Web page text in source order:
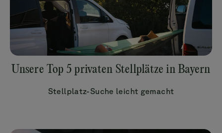
Unsere Top 5 privaten Stellplätze in Bayern
Stellplatz-Suche leicht gemacht